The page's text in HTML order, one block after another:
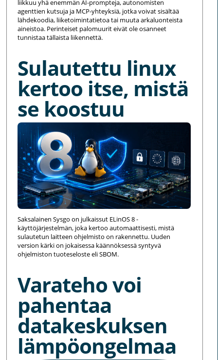
liikkuu yhä enemmän AI-prompteja, autonomisten
agenttien kutsuja ja MCP-yhteyksiä, jotka voivat sisältää
lähdekoodia, liiketoimintatietoa tai muuta arkaluonteista
aineistoa. Perinteiset palomuurit eivät ole osanneet
tunnistaa tällaista liikennettä.
Sulautettu linux
kertoo itse, mistä
se koostuu
Saksalainen Sysgo on julkaissut ELinOS 8 -
käyttöjärjestelmän, joka kertoo automaattisesti, mistä
sulautetun laitteen ohjelmisto on rakennettu. Uuden
version kärki on jokaisessa käännöksessä syntyvä
ohjelmiston tuoteseloste eli SBOM.
Varateho voi
pahentaa
datakeskuksen
lämpöongelmaa